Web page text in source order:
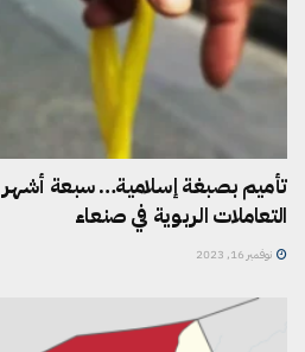
تأميم بصبغة إسلامية… سبعة
التعاملات الربوية في صنعاء
نوفمبر 16, 2023